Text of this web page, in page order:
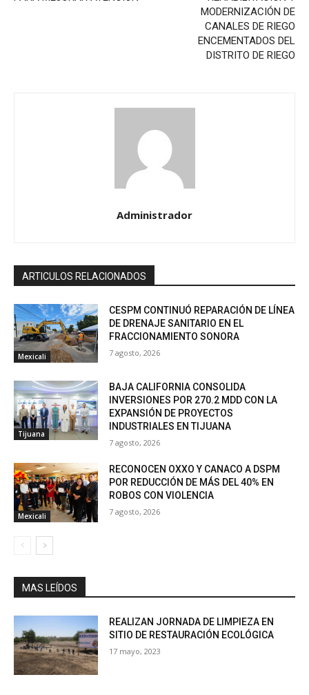
MODERNIZACIÓN DE
CANALES DE RIEGO
ENCEMENTADOS DEL
DISTRITO DE RIEGO
Administrador
ARTICULOS RELACIONADOS
Mexicali
CESPM CONTINUÓ REPARACIÓN DE LÍNEA
DE DRENAJE SANITARIO EN EL
FRACCIONAMIENTO SONORA
7 agosto, 2026
Tijuana
BAJA CALIFORNIA CONSOLIDA
INVERSIONES POR 270.2 MDD CON LA
EXPANSIÓN DE PROYECTOS
INDUSTRIALES EN TIJUANA
7 agosto, 2026
Mexicali
RECONOCEN OXXO Y CANACO A DSPM
POR REDUCCIÓN DE MÁS DEL 40% EN
ROBOS CON VIOLENCIA
7 agosto, 2026
MAS LEÍDOS
REALIZAN JORNADA DE LIMPIEZA EN
SITIO DE RESTAURACIÓN ECOLÓGICA
17 mayo, 2023